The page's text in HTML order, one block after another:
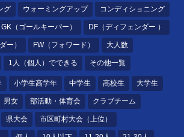
グ ウォーミングアップ コンディショニング
GK（ゴールキーパー） DF（ディフェンダー ）
ー） FW（フォワード） 大人数
1人（個人）でできる その他一覧
小学生高学年 中学生 高校生 大学生
男女 部活動・体育会 クラブチーム
県大会 市区町村大会（上位）